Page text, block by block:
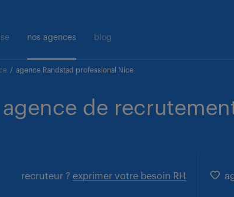
nos agences blog
/ agence Randstad professional Nice
de
recruteur ? exprimer votre besoin RH